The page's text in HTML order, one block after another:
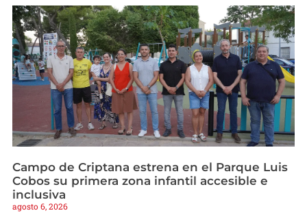
Campo de Criptana estrena en el Parque Luis
Cobos su primera zona infantil accesible e
inclusiva
agosto 6, 2026